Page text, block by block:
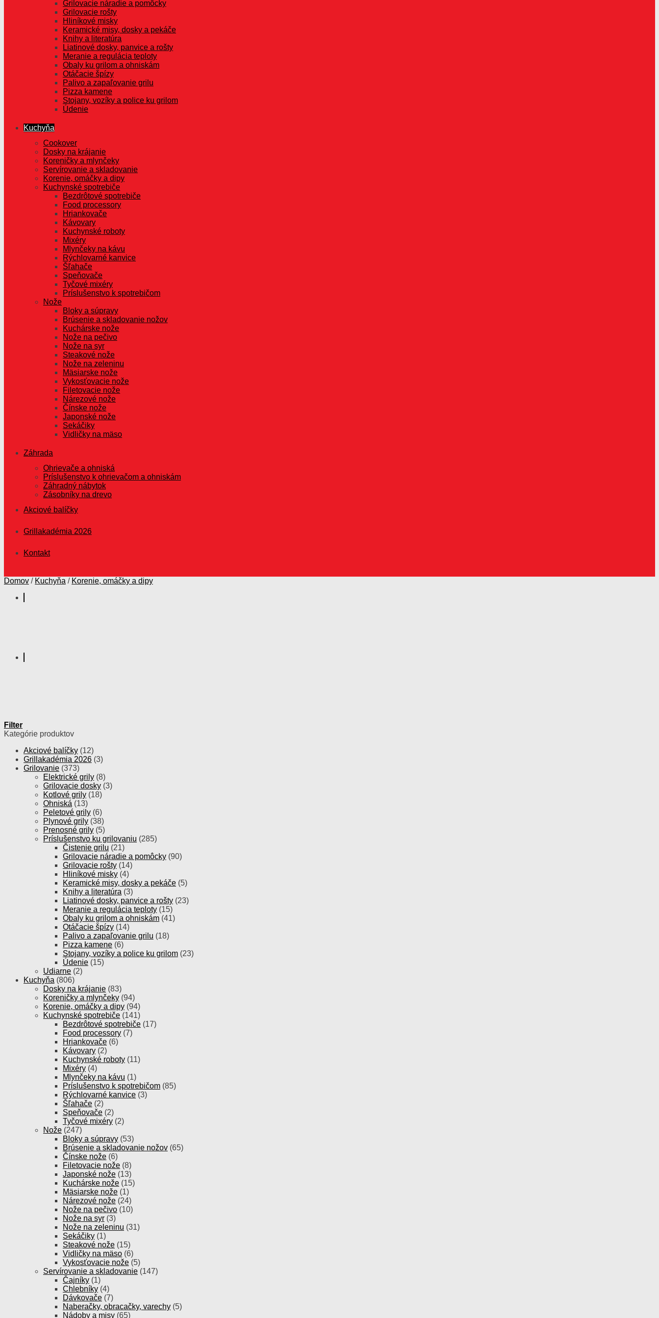
Grilovacie náradie a pomôcky
Grilovacie rošty
Hliníkové misky
Keramické misy, dosky a pekáče
Knihy a literatúra
Liatinové dosky, panvice a rošty
Meranie a regulácia teploty
Obaly ku grilom a ohniskám
Otáčacie špízy
Palivo a zapaľovanie grilu
Pizza kamene
Stojany, vozíky a police ku grilom
Údenie
Kuchyňa
Cookover
Dosky na krájanie
Koreničky a mlynčeky
Servírovanie a skladovanie
Korenie, omáčky a dipy
Kuchynské spotrebiče
Bezdrôtové spotrebiče
Food processory
Hriankovače
Kávovary
Kuchynské roboty
Mixéry
Mlynčeky na kávu
Rýchlovarné kanvice
Šľahače
Speňovače
Tyčové mixéry
Príslušenstvo k spotrebičom
Nože
Bloky a súpravy
Brúsenie a skladovanie nožov
Kuchárske nože
Nože na pečivo
Nože na syr
Steakové nože
Nože na zeleninu
Mäsiarske nože
Vykosťovacie nože
Filetovacie nože
Nárezové nože
Čínske nože
Japonské nože
Sekáčiky
Vidličky na mäso
Záhrada
Ohrievače a ohniská
Príslušenstvo k ohrievačom a ohniskám
Záhradný nábytok
Zásobníky na drevo
Akciové balíčky
Grillakadémia 2026
Kontakt
Domov / Kuchyňa / Korenie, omáčky a dipy
Filter
Kategórie produktov
Akciové balíčky (12)
Grillakadémia 2026 (3)
Grilovanie (373)
Elektrické grily (8)
Grilovacie dosky (3)
Kotlové grily (18)
Ohniská (13)
Peletové grily (6)
Plynové grily (38)
Prenosné grily (5)
Príslušenstvo ku grilovaniu (285)
Čistenie grilu (21)
Grilovacie náradie a pomôcky (90)
Grilovacie rošty (14)
Hliníkové misky (4)
Keramické misy, dosky a pekáče (5)
Knihy a literatúra (3)
Liatinové dosky, panvice a rošty (23)
Meranie a regulácia teploty (15)
Obaly ku grilom a ohniskám (41)
Otáčacie špízy (14)
Palivo a zapaľovanie grilu (18)
Pizza kamene (6)
Stojany, vozíky a police ku grilom (23)
Údenie (15)
Udiarne (2)
Kuchyňa (806)
Dosky na krájanie (83)
Koreničky a mlynčeky (94)
Korenie, omáčky a dipy (94)
Kuchynské spotrebiče (141)
Bezdrôtové spotrebiče (17)
Food processory (7)
Hriankovače (6)
Kávovary (2)
Kuchynské roboty (11)
Mixéry (4)
Mlynčeky na kávu (1)
Príslušenstvo k spotrebičom (85)
Rýchlovarné kanvice (3)
Šľahače (2)
Speňovače (2)
Tyčové mixéry (2)
Nože (247)
Bloky a súpravy (53)
Brúsenie a skladovanie nožov (65)
Čínske nože (6)
Filetovacie nože (8)
Japonské nože (13)
Kuchárske nože (15)
Mäsiarske nože (1)
Nárezové nože (24)
Nože na pečivo (10)
Nože na syr (3)
Nože na zeleninu (31)
Sekáčiky (1)
Steakové nože (15)
Vidličky na mäso (6)
Vykosťovacie nože (5)
Servírovanie a skladovanie (147)
Čajníky (1)
Chlebníky (4)
Dávkovače (7)
Naberačky, obracačky, varechy (5)
Nádoby a misy (65)